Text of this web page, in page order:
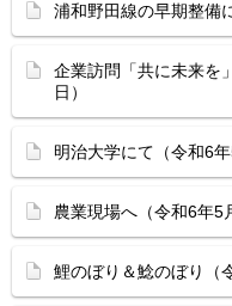
浦和野田線の早期整備
企業訪問「共に未来を
日）
明治大学にて（令和6年
農業現場へ（令和6年5
鯉のぼり＆鯰のぼり（